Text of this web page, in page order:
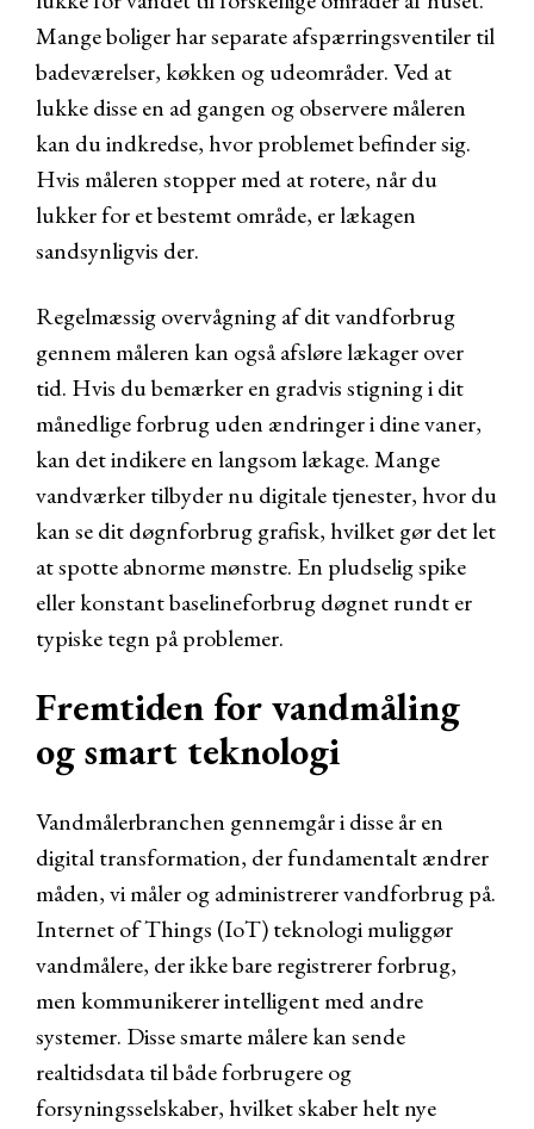
Mange boliger har separate afspærringsventiler til
badeværelser, køkken og udeområder. Ved at
lukke disse en ad gangen og observere måleren
kan du indkredse, hvor problemet befinder sig.
Hvis måleren stopper med at rotere, når du
lukker for et bestemt område, er lækagen
sandsynligvis der.
Regelmæssig overvågning af dit vandforbrug
gennem måleren kan også afsløre lækager over
tid. Hvis du bemærker en gradvis stigning i dit
månedlige forbrug uden ændringer i dine vaner,
kan det indikere en langsom lækage. Mange
vandværker tilbyder nu digitale tjenester, hvor du
kan se dit døgnforbrug grafisk, hvilket gør det let
at spotte abnorme mønstre. En pludselig spike
eller konstant baselineforbrug døgnet rundt er
typiske tegn på problemer.
Fremtiden for vandmåling
og smart teknologi
Vandmålerbranchen gennemgår i disse år en
digital transformation, der fundamentalt ændrer
måden, vi måler og administrerer vandforbrug på.
Internet of Things (IoT) teknologi muliggør
vandmålere, der ikke bare registrerer forbrug,
men kommunikerer intelligent med andre
systemer. Disse smarte målere kan sende
realtidsdata til både forbrugere og
forsyningsselskaber, hvilket skaber helt nye